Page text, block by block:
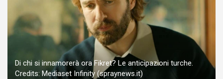
Di chi si innamorerà ora Fikret? Le anticipazioni turche.
Credits: Mediaset Infinity (spraynews.it)